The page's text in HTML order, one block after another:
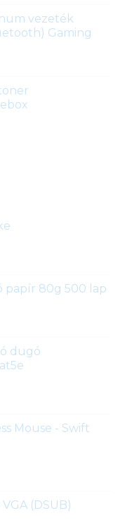
vezeték
Gaming
papír 80g 500 lap
dugó
Mouse - Swift
(DSUB)